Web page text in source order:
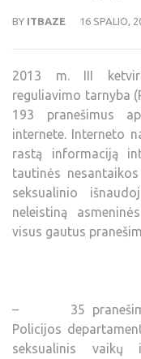
BY ITBAZE 16 SPALIO,
2013 m. III
reguliavimo tarnyba
193 pranešimus
internete. Interneto
rastą informaciją
tautinės
seksualinio
neleistiną
visus gautus
– 35 pranešimai
Policijos
seksualinis vaikų